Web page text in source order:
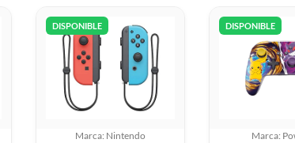
DISPONIBLE
Marca: Nintendo
DISPONIBLE
Marca: